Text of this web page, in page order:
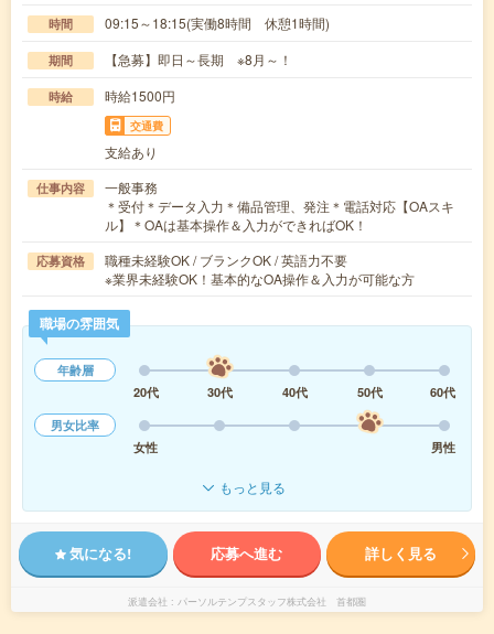
時間 09:15～18:15(実働8時間 休憩1時間)
期間 【急募】即日～長期 ※8月～！
時給 時給1500円
交通費
支給あり
仕事内容
一般事務
＊受付＊データ入力＊備品管理、発注＊電話対応【OAスキ
ル】＊OAは基本操作＆入力ができればOK！
応募資格
職種未経験OK / ブランクOK / 英語力不要
※業界未経験OK！基本的なOA操作＆入力が可能な方
職場の雰囲気
年齢層
20代
30代 40代 50代
60代
男女比率
女性
男性
もっと見る
気になる! 応募へ進む 詳しく見る
派遣会社 パーソルテンプスタッフ株式会社 首都圏